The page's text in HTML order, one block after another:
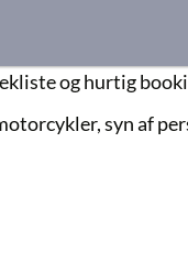
og hurtig
syn af